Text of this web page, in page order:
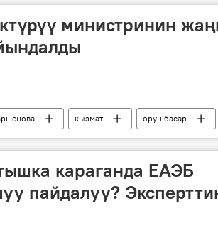
министринин
кызмат орун басар
караганда ЕАЭБ
пайдалуу?